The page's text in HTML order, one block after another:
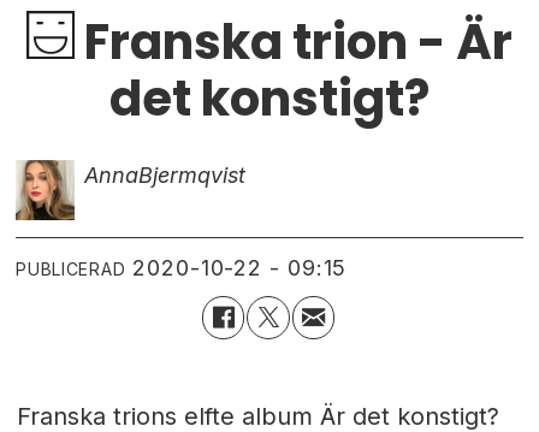
Franska trion - Är
det konstigt?
AnnaBjermqvist
PUBLICERAD 2020-10-22 - 09:15
Franska trions elfte album Är det konstigt?